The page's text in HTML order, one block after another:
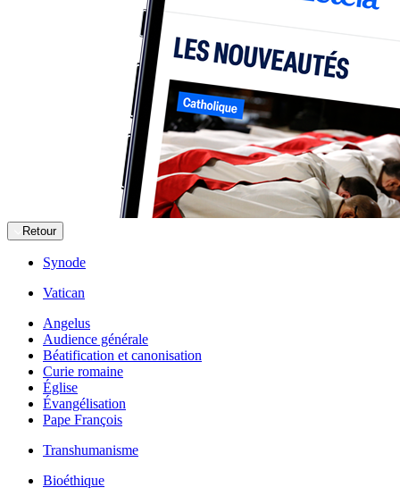
Retour
Synode
Vatican
Angelus
Audience générale
Béatification et canonisation
Curie romaine
Église
Évangélisation
Pape François
Transhumanisme
Bioéthique